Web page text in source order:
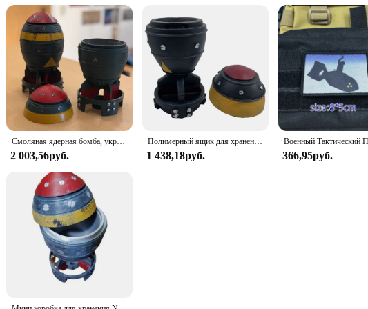
Смоляная ядерная бомба, украшения для рабочего стола, ретро мини-бомба Nuke, ящик для хранения, модель ракета для дома, спальни, офиса, настольное украшение
2 003,56руб.
Полимерный ящик для хранения Nuke Bomb, настольные украшения с ядерной бомбой, мини-ящик для хранения, Декор для дома, спальни, офиса, настольное украшение
1 438,18руб. 366,95руб.